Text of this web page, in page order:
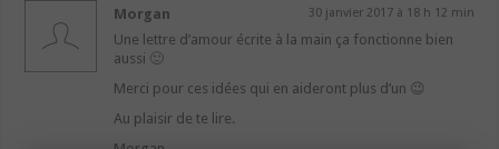
Morgan 30 janvier 2017 à 18 h 12 min
Une lettre d’amour écrite à la main ça fonctionne bien
aussi 🙂
Merci pour ces idées qui en aideront plus d’un 😉
Au plaisir de te lire.